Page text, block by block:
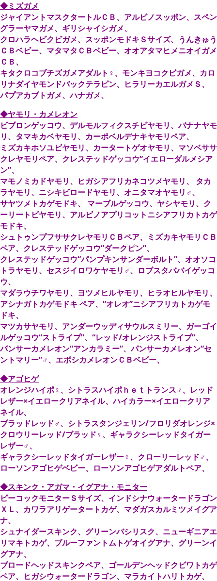
◆ミズガメ
ジャイアントマスクタートルＣＢ、アルビノスッポン、スペン
グラーヤマガメ、ギリシャイシガメ、
クロハラヘビクビガメ、スッポンモドキＳサイズ、うんきゅう
ＣＢベビー、マタマタＣＢベビー、オオアタマヒメニオイガメ
ＣＢ、
キタクロコブチズガメアダルト♀、モンキヨコクビガメ、カロ
リナダイヤモンドバックテラピン、ヒラリーカエルガメＳ、
パプアカブトガメ、ハナガメ、
◆ヤモリ・カメレオン
ビブロンゲッコウ、デルモルフィクスチビヤモリ、バナナヤモ
リ、タマキカベヤモリ、カーポベルデナキヤモリペア、
ミズカキホソユビヤモリ、カータートゲオヤモリ、マソベササ
クレヤモリペア、クレステッドゲッコウ“イエローダルメシア
ン”、
マモノミカドヤモリ、ヒガシアフリカネコツメヤモリ、 タカ
ラヤモリ、ニシキビロードヤモリ、オニタマオヤモリ♂、
サヤツメトカゲモドキ、 マーブルゲッコウ、ヤシヤモリ、ク
ーリートビヤモリ、アルビノアプリコットニシアフリカトカゲ
モドキ、
シュトゥンプフササクレヤモリＣＢペア、ミズカキヤモリＣＢ
ペア、クレステッドゲッコウ“ダークピン”、
クレステッドゲッコウ“パンプキンサンダーボルト”、オオソコ
トラヤモリ、セスジイロワケヤモリ♂、ロブスタババイゲッコ
ウ、
マダラウチワヤモリ、ヨツメヒルヤモリ、ヒラオヒルヤモリ、
アシナガトカゲモドキ ペア、“オレオ”ニシアフリカトカゲモ
ドキ、
マツカサヤモリ、アンダーウッディサウルスミリー、ガーゴイ
ルゲッコウ“ストライプ”、“レッド/オレンジストライプ”、
パンサーカメレオン“アンカラミー”、パンサーカメレオン“セ
ントマリー”♂、エボシカメレオンＣＢベビー、
◆アゴヒゲ
オレンジハイポ♀、シトラスハイポｈｅｔトランス♂、レッド
レザー×イエロークリアネイル、ハイカラー×イエロークリア
ネイル、
ブラッドレッド♂、シトラスタンジェリン/フロリダオレンジ×
クロウリーレッド/ブラッド♀、ギャラクシーレッドタイガー
レザー♂、
ギャラクシーレッドタイガーレザー♀、クローリーレッド♂、
ローソンアゴヒゲベビー、ローソンアゴヒゲアダルトペア、
◆スキンク・アガマ・イグアナ・モニター
ピーコックモニターＳサイズ、インドシナウォータードラゴン
ＸＬ、カワラアリゲータートカゲ、マダガスカルミツメイグア
ナ、
シュナイダースキンク、グリーンバシリスク、ニューギニアエ
リマキトカゲ、ブルーファントムトゲオイグアナ、グリーンイ
グアナ、
ブロードヘッドスキンクペア、ゴールデンヘッドクビワトカゲ
ペア、ヒガシウォータードラゴン、マラカイトハリトカゲ、